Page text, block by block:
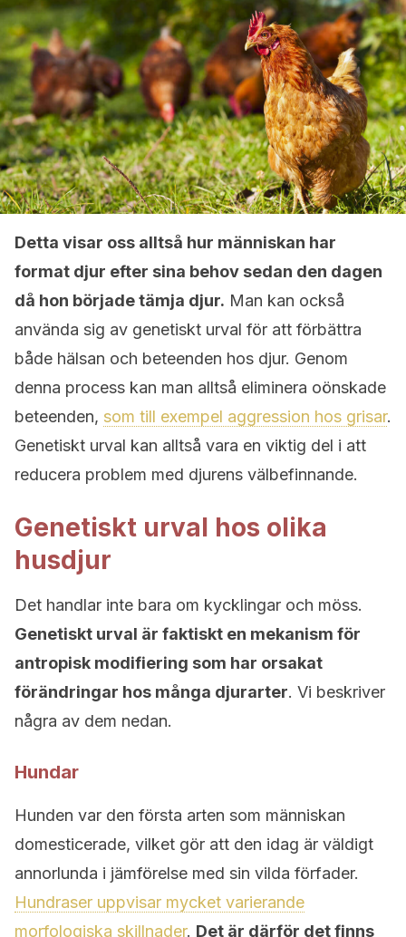
Detta visar oss alltså hur människan har
format djur efter sina behov sedan den dagen
då hon började tämja djur. Man kan också
använda sig av genetiskt urval för att förbättra
både hälsan och beteenden hos djur. Genom
denna process kan man alltså eliminera oönskade
beteenden, som till exempel aggression hos grisar.
Genetiskt urval kan alltså vara en viktig del i att
reducera problem med djurens välbefinnande.
Genetiskt urval hos olika
husdjur
Det handlar inte bara om kycklingar och möss.
Genetiskt urval är faktiskt en mekanism för
antropisk modifiering som har orsakat
förändringar hos många djurarter. Vi beskriver
några av dem nedan.
Hundar
Hunden var den första arten som människan
domesticerade, vilket gör att den idag är väldigt
annorlunda i jämförelse med sin vilda förfader.
Hundraser uppvisar mycket varierande
morfologiska skillnader. Det är därför det finns